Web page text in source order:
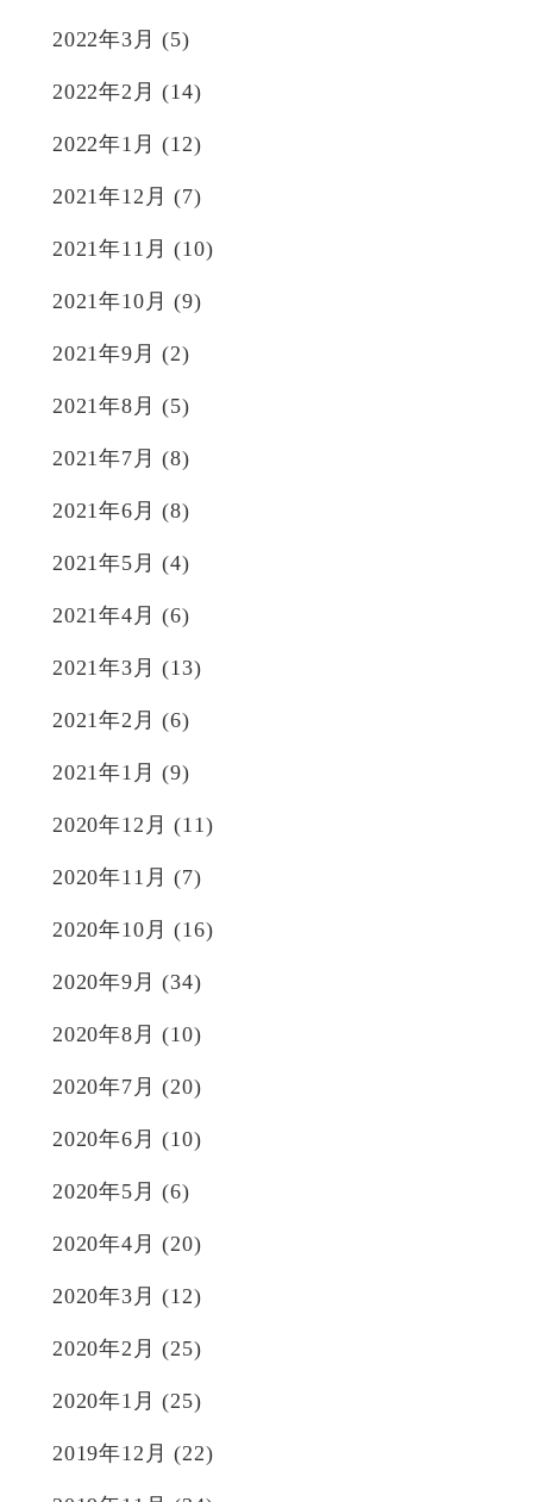
2022年3月 (5)
2022年2月 (14)
2022年1月 (12)
2021年12月 (7)
2021年11月 (10)
2021年10月 (9)
2021年9月 (2)
2021年8月 (5)
2021年7月 (8)
2021年6月 (8)
2021年5月 (4)
2021年4月 (6)
2021年3月 (13)
2021年2月 (6)
2021年1月 (9)
2020年12月 (11)
2020年11月 (7)
2020年10月 (16)
2020年9月 (34)
2020年8月 (10)
2020年7月 (20)
2020年6月 (10)
2020年5月 (6)
2020年4月 (20)
2020年3月 (12)
2020年2月 (25)
2020年1月 (25)
2019年12月 (22)